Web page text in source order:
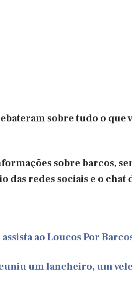
sobre tudo o que
sobre barcos,
redes sociais e o chat
ao Loucos Por
um lancheiro, um